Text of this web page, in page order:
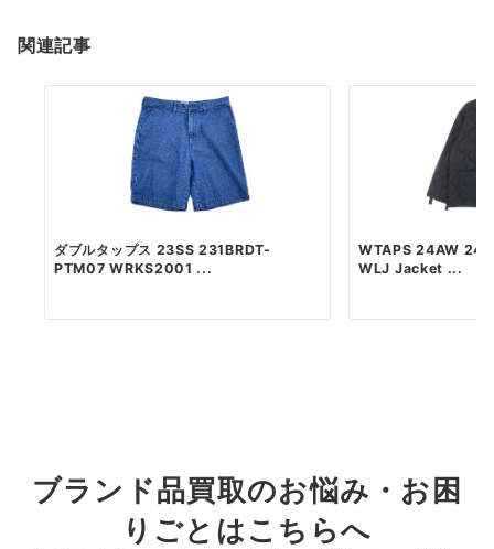
関連記事
ダブルタップス 23SS 231BRDT-
PTM07 WRKS2001 ...
WTAPS 24AW
WLJ Jacket ...
ブランド品買取のお悩み・お困
りごとはこちらへ